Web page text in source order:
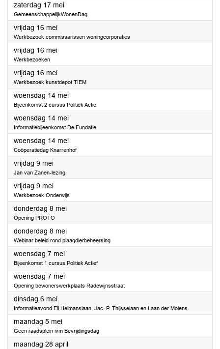
zaterdag 17 mei2025
GemeenschappelijkWonenDag
vrijdag 16 mei2025
Werkbezoek commissarissen woningcorporaties
vrijdag 16 mei2025
Werkbezoeken
vrijdag 16 mei2025
Werkbezoek kunstdepot TIEM
woensdag 14 mei2025
Bijeenkomst 2 cursus Politiek Actief
woensdag 14 mei2025
Informatiebijeenkomst De Fundatie
woensdag 14 mei2025
Coöperatiedag Knarrenhof
vrijdag 9 mei2025
Jan van Zanen-lezing
vrijdag 9 mei2025
Werkbezoek Onderwijs
donderdag 8 mei2025
Opening PROTO
donderdag 8 mei2025
Webinar beleid rond plaagdierbeheersing
woensdag 7 mei2025
Bijeenkomst 1 cursus Politiek Actief
woensdag 7 mei2025
Opening bewonerswerkplaats Radewijnsstraat
dinsdag 6 mei2025
Informatieavond Eli Heimanslaan, Jac. P. Thijsselaan en Laan der Molens
maandag 5 mei2025
Geen raadsplein ivm Bevrijdingsdag
maandag 28 april2025